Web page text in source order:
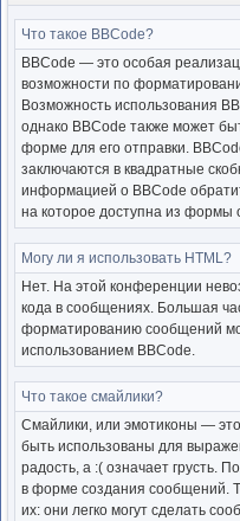
Что такое BBCode?
BBCode — это особая
возможности по
Возможность использования
однако BBCode также может
форме для его отправки.
заключаются в квадратные
информацией о BBCode
на которое доступна из формы
Могу ли я использовать HTML?
Нет. На этой конференции
кода в сообщениях. Большая
форматированию сообщений
использованием BBCode.
Что такое смайлики?
Смайлики, или эмотиконы —
быть использованы для
радость, а :( означает грусть.
в форме создания сообщений.
их: они легко могут сделать